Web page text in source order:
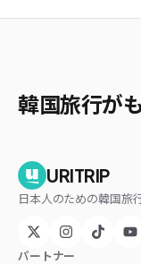
韓国旅行が
URITRIP
日本人のための韓国旅
パートナー